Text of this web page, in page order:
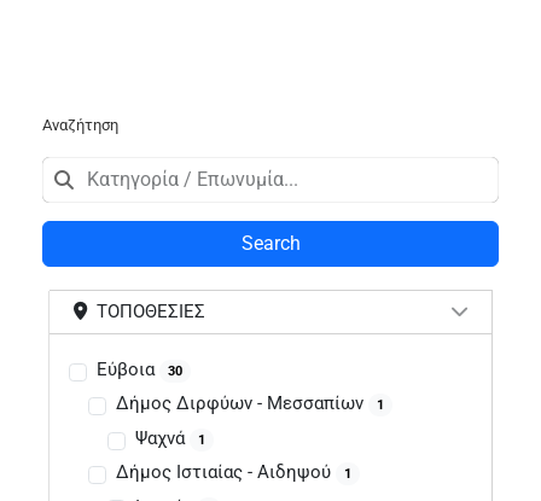
Αναζήτηση
Search
ΤΟΠΟΘΕΣΊΕΣ
Εύβοια 30
Δήμος Διρφύων - Μεσσαπίων 1
Ψαχνά 1
Δήμος Ιστιαίας - Αιδηψού 1